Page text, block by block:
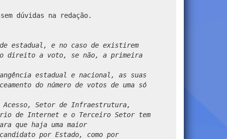
dúvidas na redação.
estadual, e no caso de existirem
o direito a voto, se não, a primeira
estadual e nacional, as suas
do número de votos de uma só
Acesso, Setor de Infraestrutura,
de Internet e o Terceiro Setor tem
que haja uma maior
por Estado, como por